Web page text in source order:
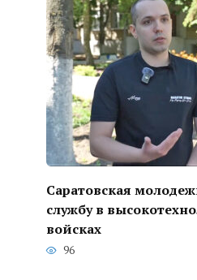
Саратовская
службу в
войсках
96